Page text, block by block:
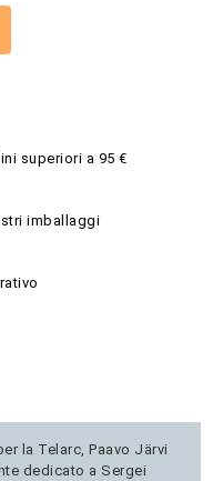
superiori a 95 €
imballaggi
la Telarc, Paavo Järvi
dedicato a Sergei